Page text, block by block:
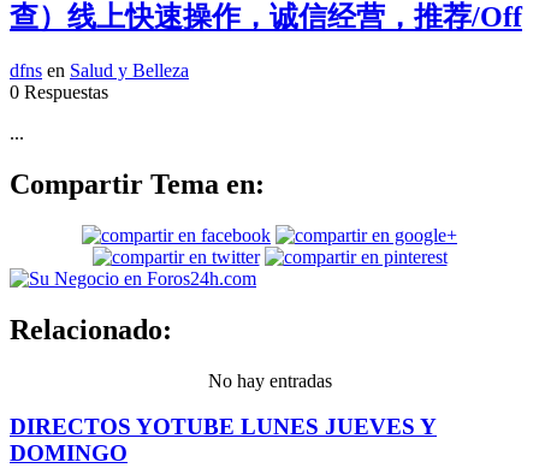
查）线上快速操作，诚信经营，推荐/Off
dfns en Salud y Belleza
0 Respuestas
...
Compartir Tema en:
Relacionado:
No hay entradas
DIRECTOS YOTUBE LUNES JUEVES Y
DOMINGO